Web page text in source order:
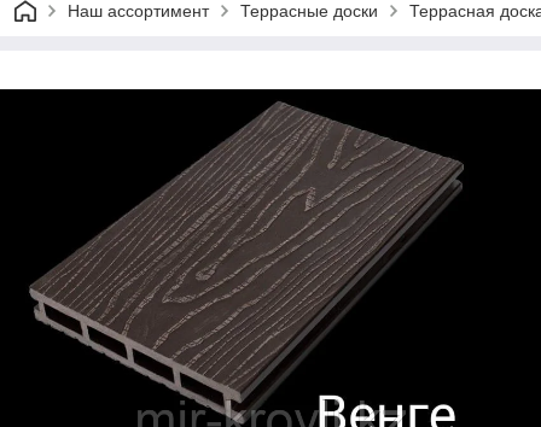
Наш ассортимент Террасные доски Террасная